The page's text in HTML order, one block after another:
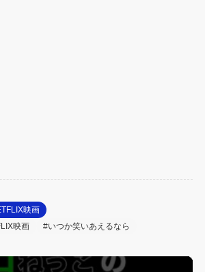
映画
映画 #いつか笑いあえるなら